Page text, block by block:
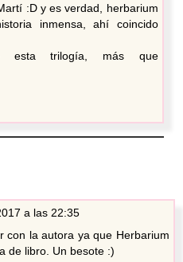
:D y es verdad, herbarium
inmensa, ahí coincido
trilogía, más que
a las 22:35
con la autora ya que Herbarium
de libro. Un besote :)